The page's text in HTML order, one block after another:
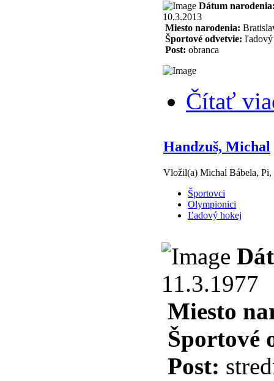
Dátum
10.3.2013
Miesto narodenia:
Športové odvetvie: ľadový
Post: obranca
Čítať
Handzuš, Michal
Vložil(a) Michal Bábela, Pi,
Športovci
Olympionici
Ľadový hokej
11.3.1977
Miesto
Športové
Post: